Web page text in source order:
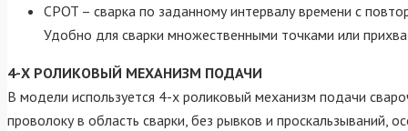
CPOT – сварка по заданному интервалу времени с
Удобно для сварки множественными точками или
4-Х РОЛИКОВЫЙ МЕХАНИЗМ ПОДАЧИ
В модели используется 4-х роликовый механизм подачи
проволоку в область сварки, без рывков и проскальзываний,